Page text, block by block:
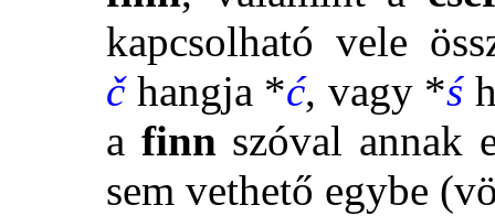
kapcsolható vele
čhangja *ć, vagy *ś
a finn szóval annak
sem vethető egybe